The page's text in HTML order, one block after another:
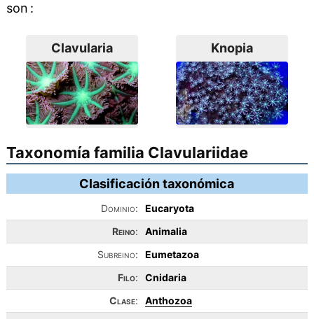
son :
Clavularia Knopia
Taxonomía familia Clavulariidae
Clasificación taxonómica
Dominio:
Eucaryota
Reino:
Animalia
Subreino:
Eumetazoa
Filo:
Cnidaria
Clase:
Anthozoa